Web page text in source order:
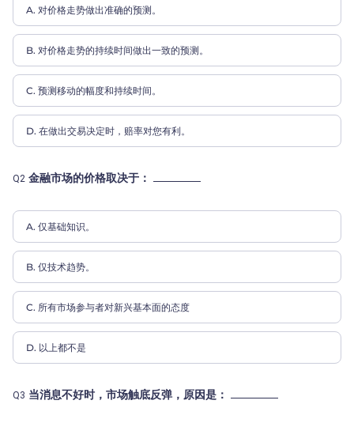
A. 对价格走势做出准确的预测。
B. 对价格走势的持续时间做出一致的预测。
C. 预测移动的幅度和持续时间。
D. 在做出交易决定时，赔率对您有利。
Q2 金融市场的价格取决于：
A. 仅基础知识。
B. 仅技术趋势。
C. 所有市场参与者对新兴基本面的态度
D. 以上都不是
Q3 当消息不好时，市场触底反弹，原因是：